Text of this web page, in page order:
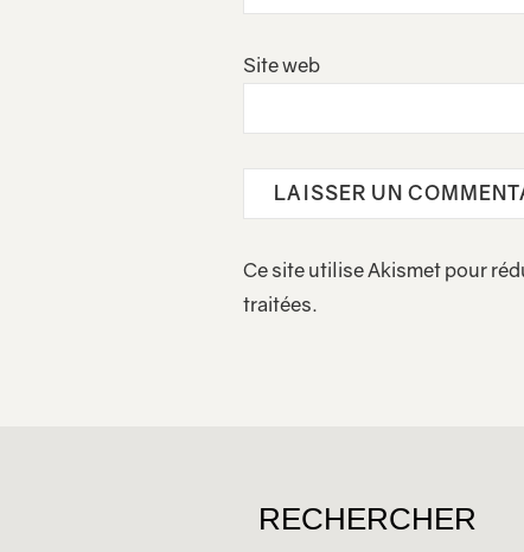
Site web
Ce site utilise Akismet pour
traitées.
RECHERCHER